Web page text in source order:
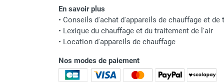
Rideau d'air ambiant
Rideau d'air froid
Rideau isolant thermique
Parasol chauffant et radiant
Parasol chauffant à gaz
Parasol chauffant et radiant sur
Nom du modèle
Classement produit
En savoir plus
• Conseils d'achat d'appareils de chauffage et de
• Lexique du chauffage et du traitement de l'air
• Location d'appareils de chauffage
Nos modes de paiement